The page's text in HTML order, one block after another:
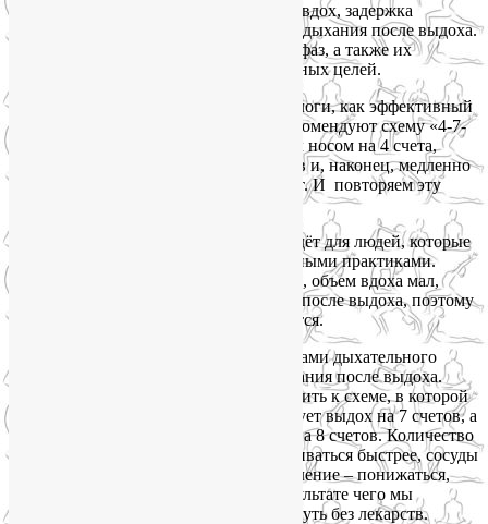
Дыхательный цикл состоит из 4-х фаз: вдох, задержка
дыхания после вдоха, выдох, задержка дыхания после выдоха.
Изменяя длительность каждой из этих фаз, а также их
соотношение, мы можем достигать разных целей.
В последнее время психологи и сомнологи, как эффективный
способ быстро уснуть без лекарств, рекомендуют схему «4-7-
8». Имеется в виду, что мы делаем вдох носом на 4 счета,
затем задерживаем дыхание на 7 счетов и, наконец, медленно
выдыхаем на 8 счетов, можно через рот. И повторяем эту
Схема действительно рабочая и подойдёт для людей, которые
только начинают заниматься дыхательными практиками.
Когда дыхательные мышцы не развиты, объем вдоха мал,
человеку трудно задерживать дыхание после выдоха, поэтому
в этой схеме данная фаза не используется.
Однако наиболее расслабляющими фазами дыхательного
цикла являются выдох и задержка дыхания после выдоха.
Поэтому пробуйте постепенно переходить к схеме, в которой
вдох длится так же, 4 счета, затем следует выдох на 7 счетов, а
задержка после выдоха растягивается на 8 счетов. Количество
углекислого газа в крови будет увеличиваться быстрее, сосуды
начнут расширяться, артериальное давление – понижаться,
температура тела – уменьшаться, в результате чего мы
получаем отличный способ быстро уснуть без лекарств.